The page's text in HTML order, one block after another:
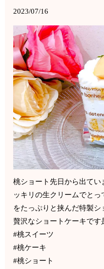
2023/07/16
桃ショート先日から出てい
ッキリの生クリームでと
をたっぷりと挟んだ特製
贅沢なショートケーキで
#桃スイーツ
#桃ケーキ
#桃ショート